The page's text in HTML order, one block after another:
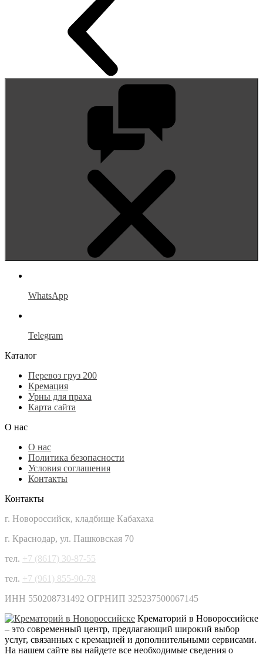
WhatsApp
Telegram
Каталог
Перевоз груз 200
Кремация
Урны для праха
Карта сайта
О нас
О нас
Политика безопасности
Условия соглашения
Контакты
Контакты
г. Новороссийск, кладбище Кабахаха
г. Краснодар, ул. Пашковская 70
тел. +7 (8617) 30-87-55
тел. +7 (961) 855-90-78
ИНН 550208731492 ОГРНИП 325237500067145
Крематорий в Новороссийске
– это современный центр, предлагающий широкий выбор
услуг, связанных с кремацией и дополнительными сервисами.
На нашем сайте вы найдете все необходимые сведения о